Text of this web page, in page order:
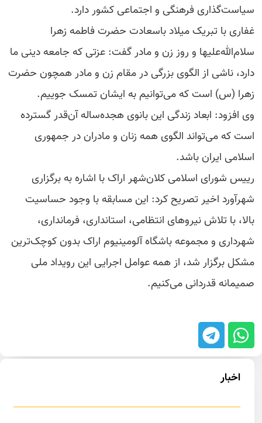
سیاست‌گذاری فرهنگی و اجتماعی کشور دارد.
غفاری با تبریک میلاد باسعادت حضرت فاطمه زهرا
سلام‌الله‌علیها و روز زن و مادر گفت: عزتی که جامعه دینی ما
دارد، ناشی از الگوی بزرگی در مقام زن و مادر همچون حضرت
زهرا (س) است که می‌توانیم به ایشان تمسک جوییم.
وی افزود: ابعاد زندگی این بانوی هجده‌ساله آن‌قدر گسترده
است که می‌تواند الگوی همه زنان و مادران در جمهوری
اسلامی ایران باشد.
رییس شورای اسلامی کلان‌شهر اراک با اشاره به برگزاری
شهرآورد اخیر تصریح کرد: این مسابقه‌ با وجود حساسیت
بالا، با تلاش نیروهای انتظامی، استانداری، فرمانداری،
شهرداری و مجموعه باشگاه آلومینیوم اراک بدون کوچک‌ترین
مشکل برگزار شد، از همه عوامل اجرایی این رویداد ملی
صمیمانه قدردانی می‌کنیم.
اخبار